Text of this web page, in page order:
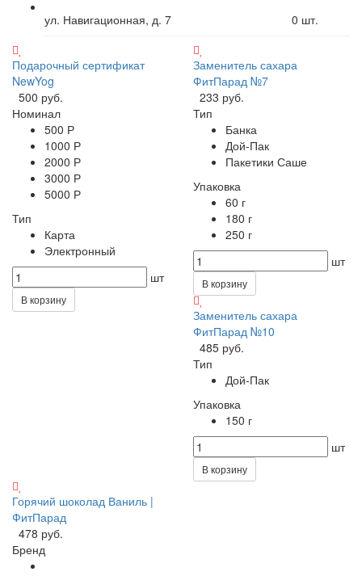
ул. Навигационная, д. 7 0 шт.
Подарочный сертификат
NewYog
500 руб.
Номинал
500 Р
1000 Р
2000 Р
3000 Р
5000 Р
Тип
Карта
Электронный
шт
В корзину
Заменитель сахара
ФитПарад №7
233 руб.
Тип
Банка
Дой-Пак
Пакетики Саше
Упаковка
60 г
180 г
250 г
шт
В корзину
Заменитель сахара
ФитПарад №10
485 руб.
Тип
Дой-Пак
Упаковка
150 г
шт
В корзину
Горячий шоколад Ваниль |
ФитПарад
478 руб.
Бренд